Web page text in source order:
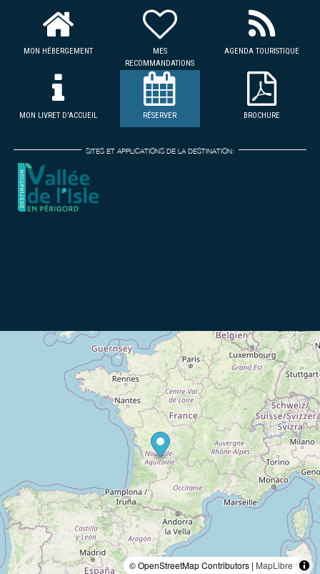
MON HÉBERGEMENT
MES
RECOMMANDATIONS
AGENDA TOURISTIQUE
MON LIVRET D'ACCUEIL RÉSERVER BROCHURE
SITES ET APPLICATIONS DE LA DESTINATION:
© OpenStreetMap Contributors | MapLibre